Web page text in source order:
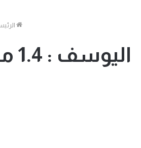
اليوسف : 1.4 مليار إنفاق الزوار بموسم الرياض